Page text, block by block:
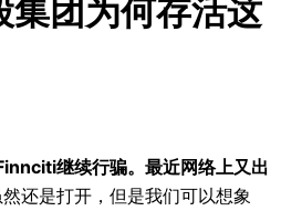
团为何存活这
继续行骗。最近网络上又出
还是打开，但是我们可以想象